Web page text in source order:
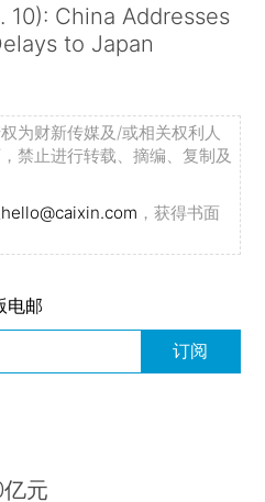
10): China Addresses
to Japan
为财新传媒及/或相关权利人
禁止进行转载、摘编、复制及
hello@caixin.com ，获得书面
电邮
订阅
元